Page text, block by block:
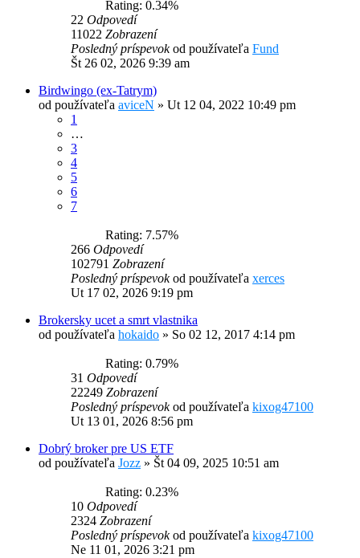
Rating: 0.34%
22 Odpovedí
11022 Zobrazení
Posledný príspevokod používateľa Fund
Št 26 02, 2026 9:39 am
Birdwingo (ex-Tatrym)
od používateľa aviceN » Ut 12 04, 2022 10:49 pm
1
…
3
4
5
6
7
Rating: 7.57%
266 Odpovedí
102791 Zobrazení
Posledný príspevokod používateľa xerces
Ut 17 02, 2026 9:19 pm
Brokersky ucet a smrt vlastnika
od používateľa hokaido » So 02 12, 2017 4:14 pm
Rating: 0.79%
31 Odpovedí
22249 Zobrazení
Posledný príspevokod používateľa kixog47100
Ut 13 01, 2026 8:56 pm
Dobrý broker pre US ETF
od používateľa Jozz » Št 04 09, 2025 10:51 am
Rating: 0.23%
10 Odpovedí
2324 Zobrazení
Posledný príspevokod používateľa kixog47100
Ne 11 01, 2026 3:21 pm